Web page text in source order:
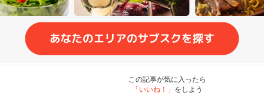
この記事が気に入ったら
「いいね！」 をしよう